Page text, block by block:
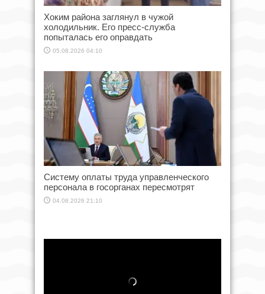
Хоким района заглянул в чужой
холодильник. Его пресс-служба
попыталась его оправдать
05.08.2026 04:10
Систему оплаты труда управленческого
персонала в госорганах пересмотрят
04.08.2026 21:10